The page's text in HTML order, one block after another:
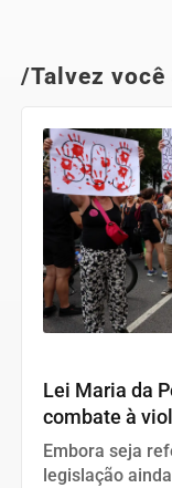
/Talvez
Lei Maria da
combate à
feminicídio
Embora seja
legislação